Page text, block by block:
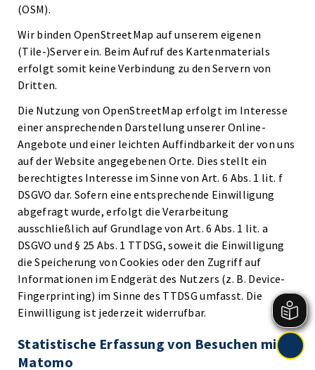
(OSM).
Wir binden OpenStreetMap auf unserem eigenen
(Tile-)Server ein. Beim Aufruf des Kartenmaterials
erfolgt somit keine Verbindung zu den Servern von
Dritten.
Die Nutzung von OpenStreetMap erfolgt im Interesse
einer ansprechenden Darstellung unserer Online-
Angebote und einer leichten Auffindbarkeit der von uns
auf der Website angegebenen Orte. Dies stellt ein
berechtigtes Interesse im Sinne von Art. 6 Abs. 1 lit. f
DSGVO dar. Sofern eine entsprechende Einwilligung
abgefragt wurde, erfolgt die Verarbeitung
ausschließlich auf Grundlage von Art. 6 Abs. 1 lit. a
DSGVO und § 25 Abs. 1 TTDSG, soweit die Einwilligung
die Speicherung von Cookies oder den Zugriff auf
Informationen im Endgerät des Nutzers (z. B. Device-
Fingerprinting) im Sinne des TTDSG umfasst. Die
Einwilligung ist jederzeit widerrufbar.
Statistische Erfassung von Besuchen mit
Matomo